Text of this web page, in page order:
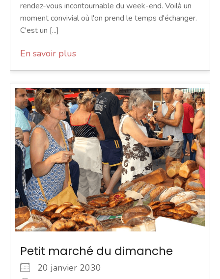
rendez-vous incontournable du week-end. Voilà un
moment convivial où l'on prend le temps d'échanger.
C'est un [...]
En savoir plus
Petit marché du dimanche
20 janvier 2030